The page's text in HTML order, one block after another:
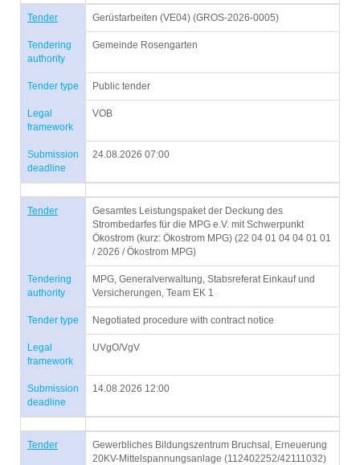
Tender Gerüstarbeiten (VE04) (GROS-2026-0005)
Tendering
authority
Gemeinde Rosengarten
Tender type Public tender
Legal
framework
VOB
Submission
deadline
24.08.2026 07:00
Tender
Gesamtes Leistungspaket der Deckung des
Strombedarfes für die MPG e.V. mit Schwerpunkt
Ökostrom (kurz: Ökostrom MPG) (22 04 01 04 04 01 01
/ 2026 / Ökostrom MPG)
Tendering
authority
MPG, Generalverwaltung, Stabsreferat Einkauf und
Versicherungen, Team EK 1
Tender type Negotiated procedure with contract notice
Legal
framework
UVgO/VgV
Submission
deadline
14.08.2026 12:00
Tender
Gewerbliches Bildungszentrum Bruchsal, Erneuerung
20KV-Mittelspannungsanlage (112402252/42111032)